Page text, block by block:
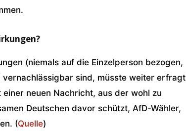
(niemals auf die Einzelperson bezogen,
sind, müsste weiter erfragt
neuen Nachricht, aus der wohl zu
Deutschen davor schützt, AfD-Wähler,
(Quelle)